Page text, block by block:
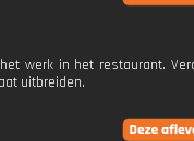
werk in het restaurant.
uitbreiden.